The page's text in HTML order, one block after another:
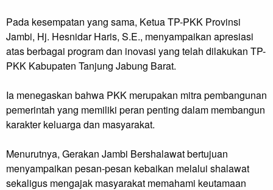
Pada kesempatan yang sama, Ketua TP-PKK Provinsi
Jambi, Hj. Hesnidar Haris, S.E., menyampaikan apresiasi
atas berbagai program dan inovasi yang telah dilakukan TP-
PKK Kabupaten Tanjung Jabung Barat.
Ia menegaskan bahwa PKK merupakan mitra pembangunan
pemerintah yang memiliki peran penting dalam membangun
karakter keluarga dan masyarakat.
Menurutnya, Gerakan Jambi Bershalawat bertujuan
menyampaikan pesan-pesan kebaikan melalui shalawat
sekaligus mengajak masyarakat memahami keutamaan